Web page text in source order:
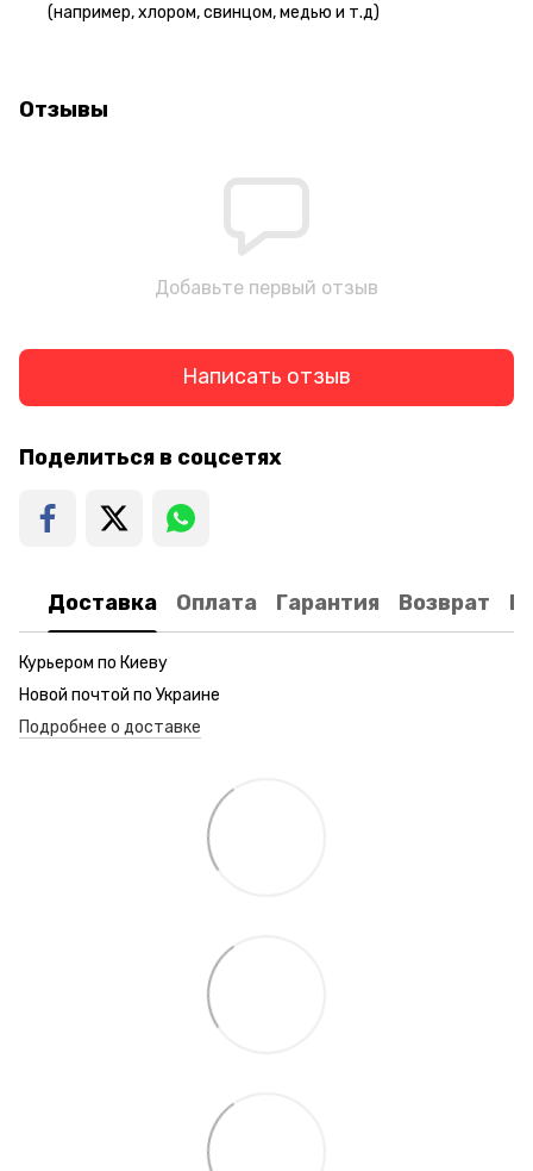
(например, хлором, свинцом, медью и т.д)
Отзывы
Добавьте первый отзыв
Написать отзыв
Поделиться в соцсетях
Доставка Оплата Гарантия Возврат
Курьером по Киеву
Новой почтой по Украине
Подробнее о доставке